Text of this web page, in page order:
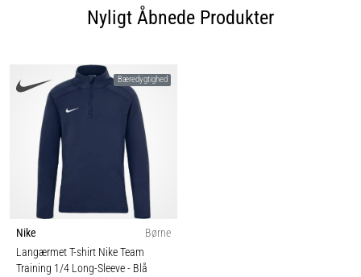
Nyligt Åbnede Produkter
Bæredygtighed
Nike
Børne
Langærmet T-shirt Nike Team
Training 1/4 Long-Sleeve- Blå